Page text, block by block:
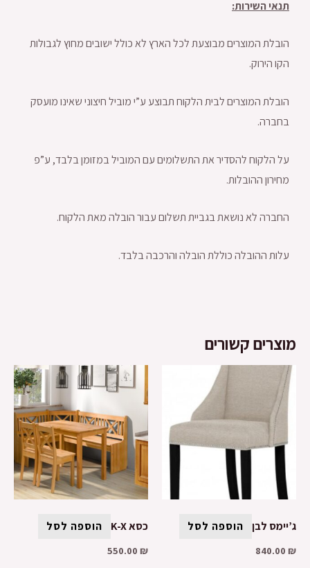
תנאי השירות:
הובלת המוצרים מבוצעת לכל הארץ לא כולל ישובים מחוץ לגבולות
הקו הירוק.
הובלת המוצרים לבית הלקוח תבוצע ע”י מוביל חיצוני שאינו מועסק
בחברה.
על הלקוח להסדיר את התשלומים עם המוביל במזומן בלבד, ע”פ
מחירון ההובלות.
החברה לא נושאת בגביית תשלום עבור הובלה מאת הלקוח.
עלות ההובלה כוללת הובלה והרכבה בלבד.
מוצרים קשורים
ג’יימס לבן הוספה לסל
840.00 ₪
כסא K-X הוספה לסל
550.00 ₪